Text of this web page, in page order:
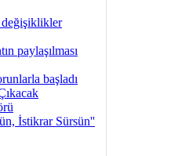
değişiklikler
paylaşılması
başladı
İstikrar Sürsün''